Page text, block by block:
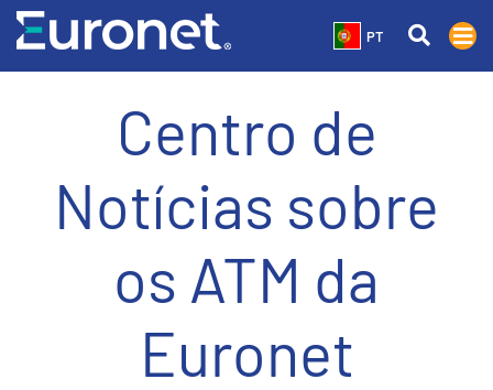
PT
Centro de
Notícias sobre
os ATM da
Euronet